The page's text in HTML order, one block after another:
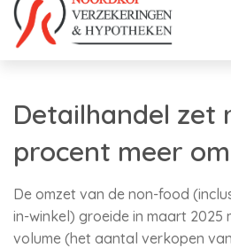
Detailhandel zet
procent meer om
De omzet van de non-food
in-winkel) groeide in maart 2025
volume (het aantal verkopen